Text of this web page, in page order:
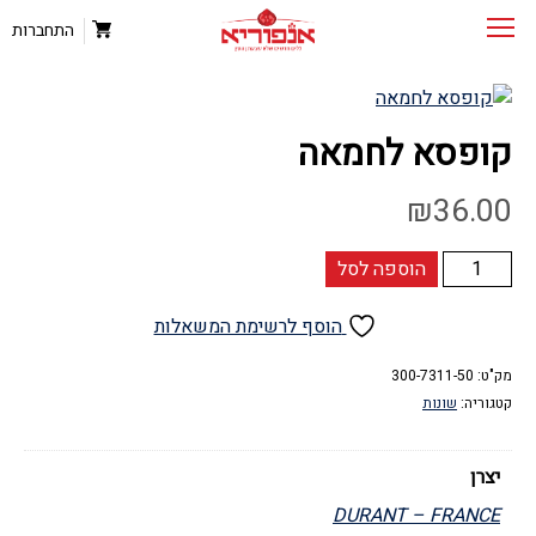
התחברות
קופסא לחמאה
₪36.00
כמות
של
הוספה לסל
הוסף לרשימת המשאלות
מק"ט: 300-7311-50
קטגוריה: שונות
יצרן
DURANT – FRANCE